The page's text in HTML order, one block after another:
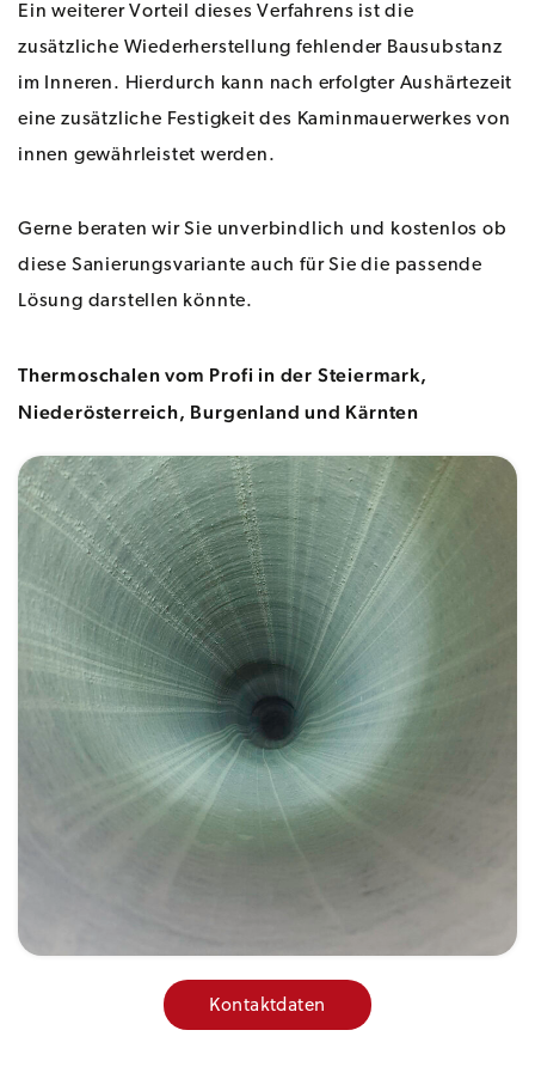
Ein weiterer Vorteil dieses Verfahrens ist die
zusätzliche Wiederherstellung fehlender Bausubstanz
im Inneren. Hierdurch kann nach erfolgter Aushärtezeit
eine zusätzliche Festigkeit des Kaminmauerwerkes von
innen gewährleistet werden.
Gerne beraten wir Sie unverbindlich und kostenlos ob
diese Sanierungsvariante auch für Sie die passende
Lösung darstellen könnte.
Thermoschalen vom Profi in der Steiermark,
Niederösterreich, Burgenland und Kärnten
Kontaktdaten